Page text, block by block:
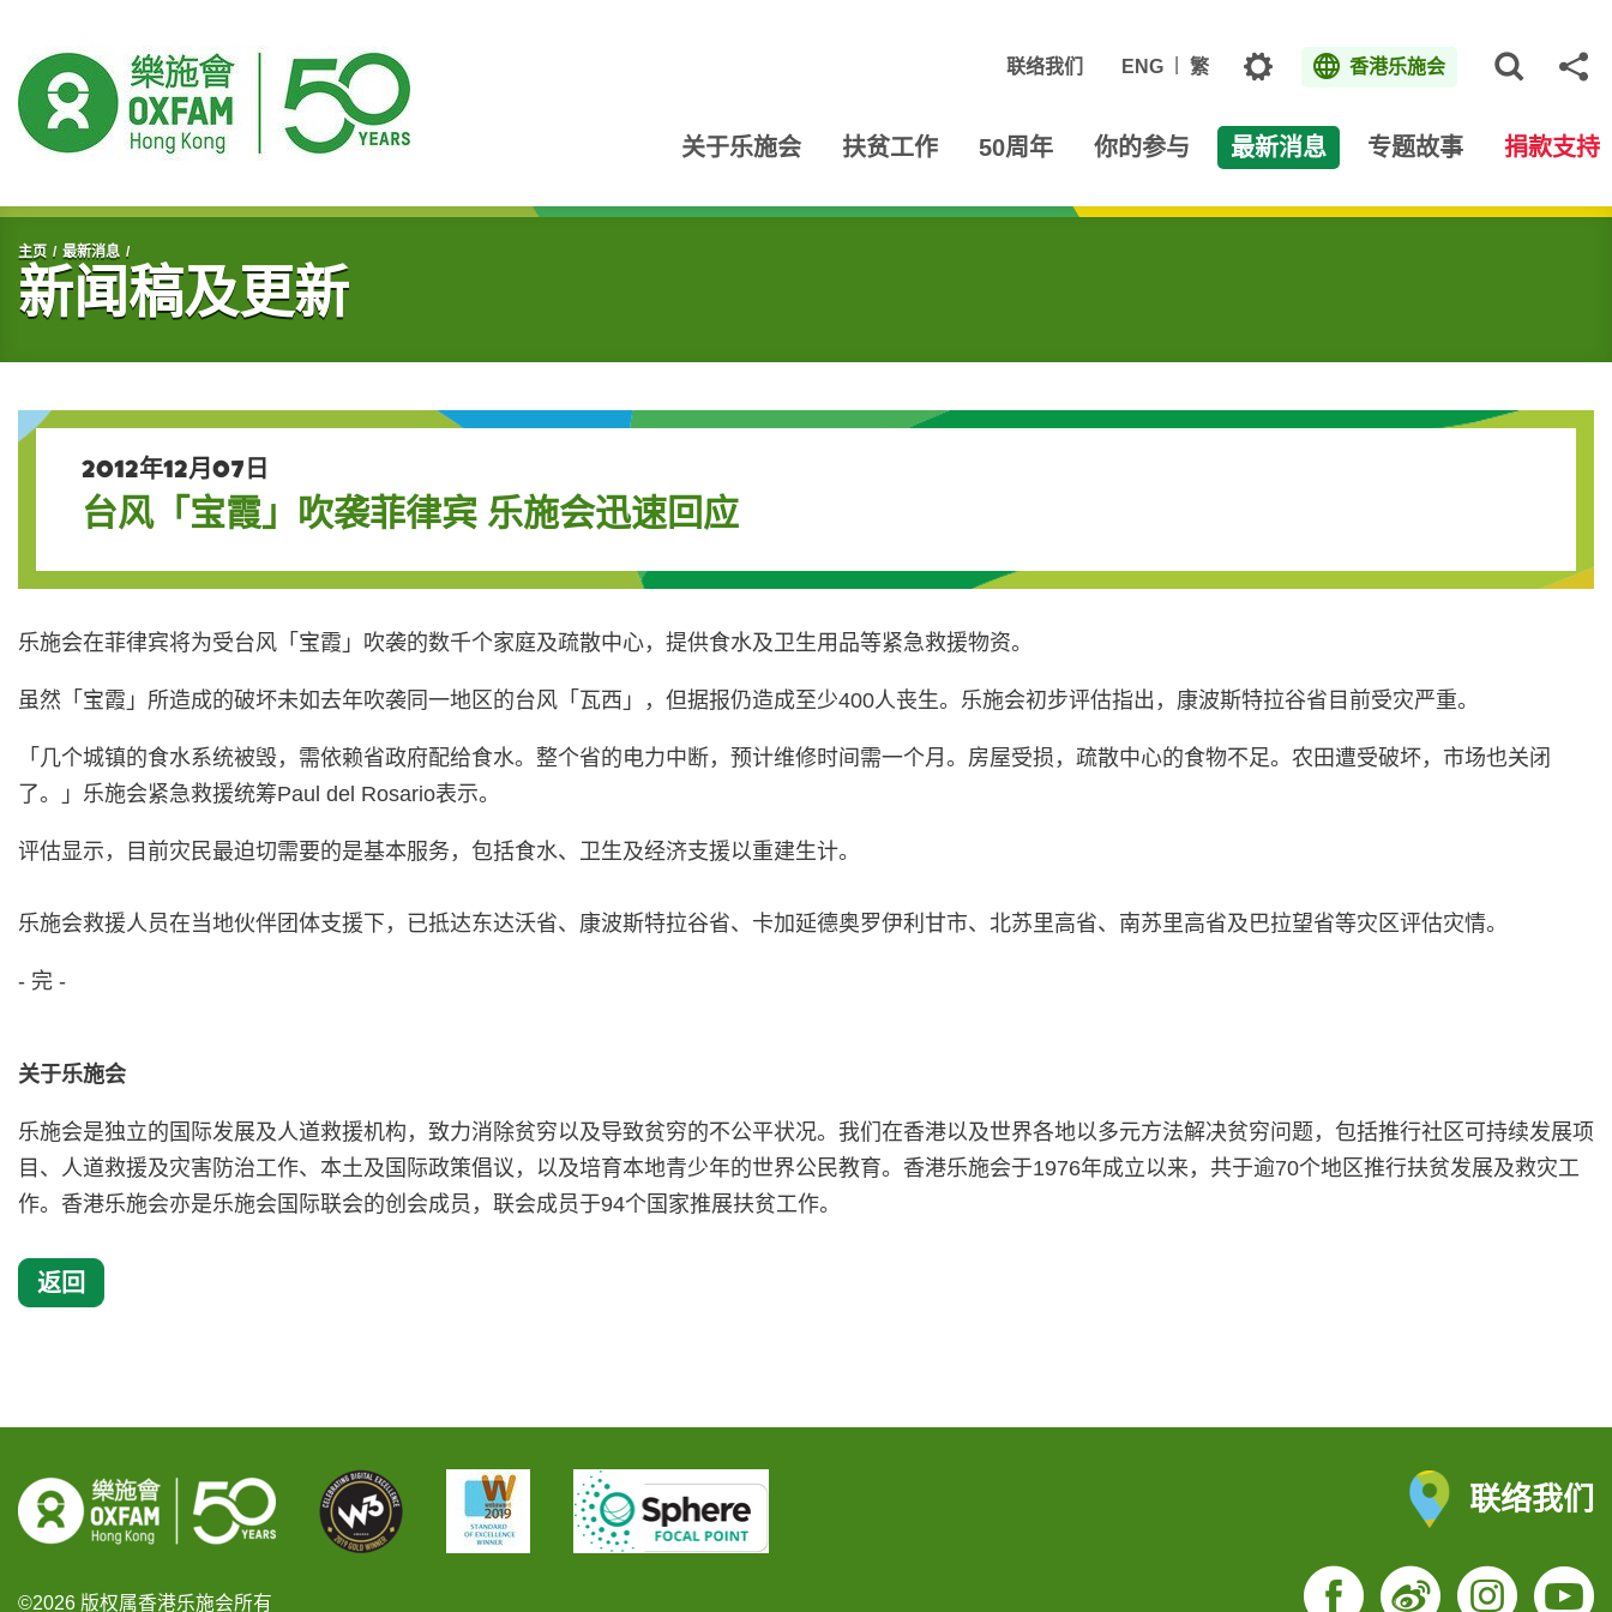
联络我们 ENG 繁 主题 香港乐施会
关于乐施会 扶贫工作 50周年 你的参与 最新消息 专题故事 捐款支持
开始主要内容
主页 最新消息
新闻稿及更新
2012年12月07日
台风「宝霞」吹袭菲律宾 乐施会迅速回应
乐施会在菲律宾将为受台风「宝霞」吹袭的数千个家庭及疏散中心，提供食水及卫生用品等紧急救援物资。
虽然「宝霞」所造成的破坏未如去年吹袭同一地区的台风「瓦西」，但据报仍造成至少400人丧生。乐施会初步评估指出，康波斯特拉谷省目前受灾严重。
「几个城镇的食水系统被毁，需依赖省政府配给食水。整个省的电力中断，预计维修时间需一个月。房屋受损，疏散中心的食物不足。农田遭受破坏，市场也关闭
了。」乐施会紧急救援统筹Paul del Rosario表示。
评估显示，目前灾民最迫切需要的是基本服务，包括食水、卫生及经济支援以重建生计。
乐施会救援人员在当地伙伴团体支援下，已抵达东达沃省、康波斯特拉谷省、卡加延德奥罗伊利甘市、北苏里高省、南苏里高省及巴拉望省等灾区评估灾情。
- 完 -
关于乐施会
乐施会是独立的国际发展及人道救援机构，致力消除贫穷以及导致贫穷的不公平状况。我们在香港以及世界各地以多元方法解决贫穷问题，包括推行社区可持续发展项
目、人道救援及灾害防治工作、本土及国际政策倡议，以及培育本地青少年的世界公民教育。香港乐施会于1976年成立以来，共于逾70个地区推行扶贫发展及救灾工
作。香港乐施会亦是乐施会国际联会的创会成员，联会成员于94个国家推展扶贫工作。
返回
©2026 版权属香港乐施会所有
联络我们